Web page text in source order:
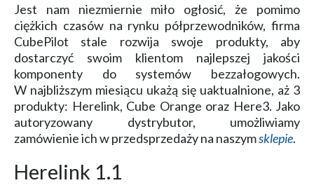
Jest nam niezmiernie miło ogłosić, że pomimo
ciężkich czasów na rynku półprzewodników, firma
CubePilot stale rozwija swoje produkty, aby
dostarczyć swoim klientom najlepszej jakości
komponenty do systemów bezzałogowych.
W najbliższym miesiącu ukażą się uaktualnione, aż 3
produkty: Herelink, Cube Orange oraz Here3. Jako
autoryzowany dystrybutor, umożliwiamy
zamówienie ich w przedsprzedaży na naszymsklepie.
Herelink 1.1